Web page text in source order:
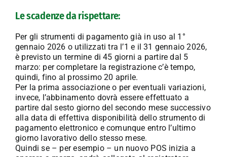
Le scadenze da rispettare:
Per gli strumenti di pagamento già in uso al 1°
gennaio 2026 o utilizzati tra l’1 e il 31 gennaio 2026,
è previsto un termine di 45 giorni a partire dal 5
marzo: per completare la registrazione c’è tempo,
quindi, fino al prossimo 20 aprile.
Per la prima associazione o per eventuali variazioni,
invece, l’abbinamento dovrà essere effettuato a
partire dal sesto giorno del secondo mese successivo
alla data di effettiva disponibilità dello strumento di
pagamento elettronico e comunque entro l’ultimo
giorno lavorativo dello stesso mese.
Quindi se – per esempio – un nuovo POS inizia a